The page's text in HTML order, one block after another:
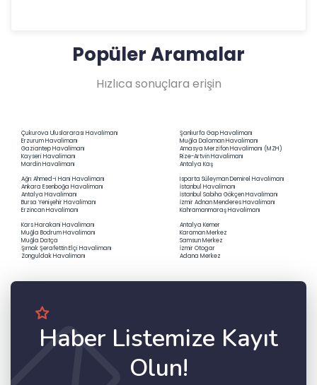
Popüler Aramalar
Hızlıca sonuçlara erişin
Çukurova Uluslararası Havalimanı
Erzurum Havalimanı
Gaziantep Havalimanı
Kayseri Havalimanı
Mardin Havalimanı
Şanlıurfa Gap Havalimanı
Muğla Dalaman Havalimanı
Amasya Merzifon Havalimanı (MZH)
Rize-Artvin Havalimanı
Antalya Kaş
Ağrı Ahmed-i Hani Havalimanı
Ankara Esenboğa Havalimanı
Antalya Havalimanı
Bursa Yenişehir Havalimanı
Erzincan Havalimanı
Isparta Süleyman Demirel Havalimanı
İstanbul Havalimanı
İstanbul Sabiha Gökçen Havalimanı
İzmir Adnan Menderes Havalimanı
Kahramanmaraş Havalimanı
Kars Harakani Havalimanı
Muğla Bodrum Havalimanı
Muğla Datça
Şırnak Şerafettin Elçi Havalimanı
Zonguldak Havalimanı
Antalya Kemer
Karaman Merkez
Samsun Merkez
İzmir Otogar
Adana Merkez
Haber Listemize Kayıt
Olun!